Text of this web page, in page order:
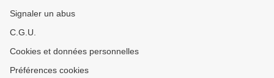
Signaler un abus
C.G.U.
Cookies et données personnelles
Préférences cookies